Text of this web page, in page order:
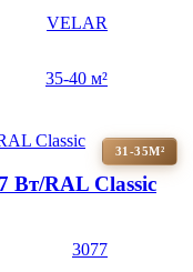
VELAR
35-40 м²
31-35М²
Вт/RAL Classic
3077